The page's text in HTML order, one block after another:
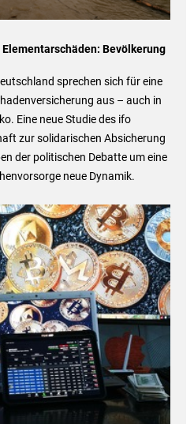
Bevölkerung
sprechen sich für eine
aus – auch in
Eine neue Studie des ifo
zur solidarischen Absicherung
der politischen Debatte um eine
neue Dynamik.